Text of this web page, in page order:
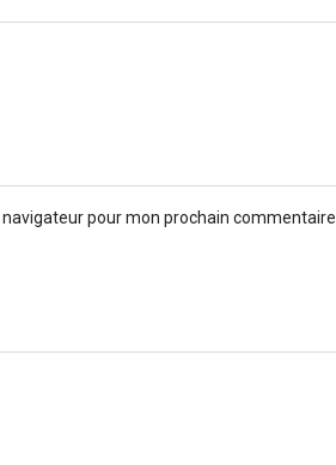
pour mon prochain commentaire.